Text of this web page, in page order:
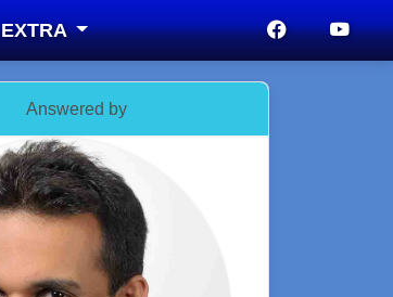
EXTRA
Answered by